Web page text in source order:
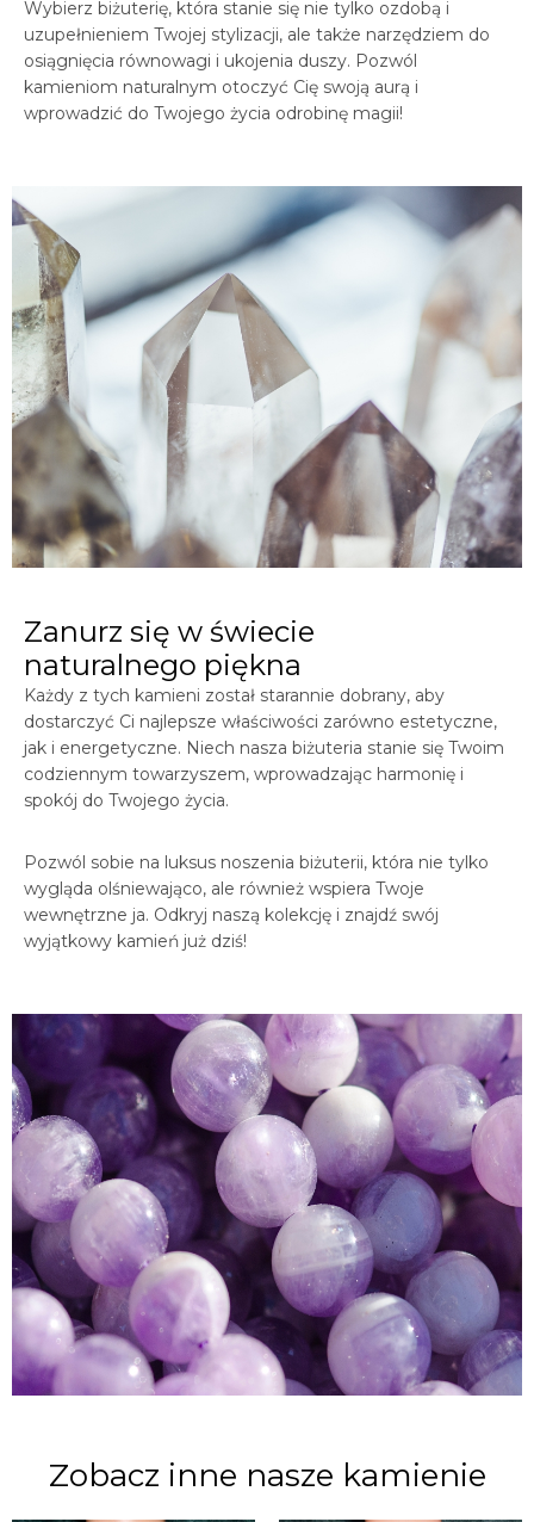
Wybierz biżuterię, która stanie się nie tylko ozdobą i
uzupełnieniem Twojej stylizacji, ale także narzędziem do
osiągnięcia równowagi i ukojenia duszy. Pozwól
kamieniom naturalnym otoczyć Cię swoją aurą i
wprowadzić do Twojego życia odrobinę magii!
Zanurz się w świecie
naturalnego piękna
Każdy z tych kamieni został starannie dobrany, aby
dostarczyć Ci najlepsze właściwości zarówno estetyczne,
jak i energetyczne. Niech nasza biżuteria stanie się Twoim
codziennym towarzyszem, wprowadzając harmonię i
spokój do Twojego życia.
Pozwól sobie na luksus noszenia biżuterii, która nie tylko
wygląda olśniewająco, ale również wspiera Twoje
wewnętrzne ja. Odkryj naszą kolekcję i znajdź swój
wyjątkowy kamień już dziś!
Zobacz inne nasze kamienie